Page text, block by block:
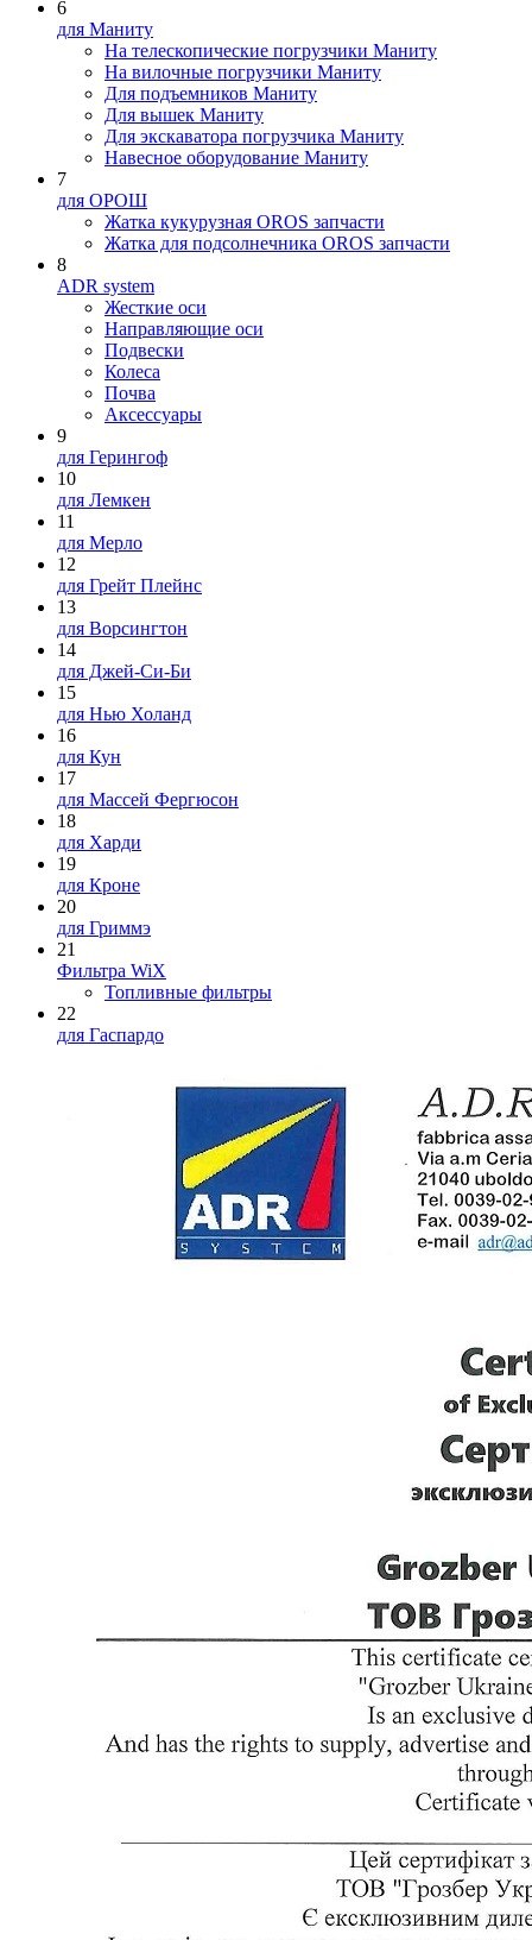
6
для Маниту
На телескопические погрузчики Маниту
На вилочные погрузчики Маниту
Для подъемников Маниту
Для вышек Маниту
Для экскаватора погрузчика Маниту
Навесное оборудование Маниту
7
для ОРОШ
Жатка кукурузная OROS запчасти
Жатка для подсолнечника OROS запчасти
8
ADR system
Жесткие оси
Направляющие оси
Подвески
Колеса
Почва
Аксессуары
9
для Герингоф
10
для Лемкен
11
для Мерло
12
для Грейт Плейнс
13
для Ворсингтон
14
для Джей-Си-Би
15
для Нью Холанд
16
для Кун
17
для Массей Фергюсон
18
для Харди
19
для Кроне
20
для Гриммэ
21
Фильтра WiX
Топливные фильтры
22
для Гаспардо